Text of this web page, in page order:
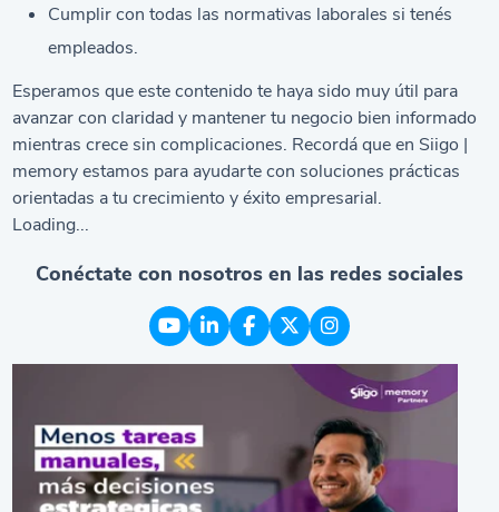
Cumplir con todas las normativas laborales si tenés
empleados.
Esperamos que este contenido te haya sido muy útil para
avanzar con claridad y mantener tu negocio bien informado
mientras crece sin complicaciones. Recordá que en Siigo |
memory estamos para ayudarte con soluciones prácticas
orientadas a tu crecimiento y éxito empresarial.
Loading...
Conéctate con nosotros en las redes sociales